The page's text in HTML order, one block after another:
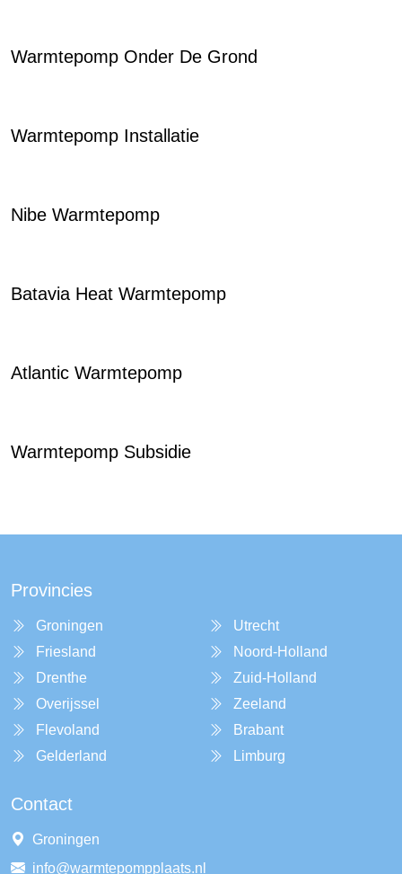
Warmtepomp Onder De Grond
Warmtepomp Installatie
Nibe Warmtepomp
Batavia Heat Warmtepomp
Atlantic Warmtepomp
Warmtepomp Subsidie
Provincies
Groningen
Friesland
Drenthe
Overijssel
Flevoland
Gelderland
Utrecht
Noord-Holland
Zuid-Holland
Zeeland
Brabant
Limburg
Contact
Groningen
info@warmtepompplaats.nl